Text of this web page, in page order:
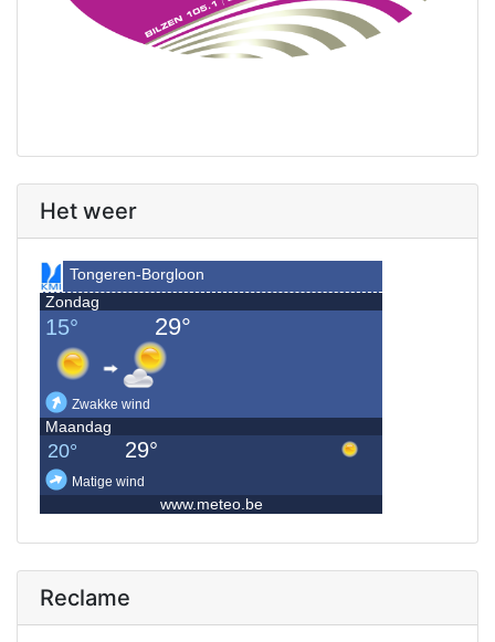
Het weer
Reclame